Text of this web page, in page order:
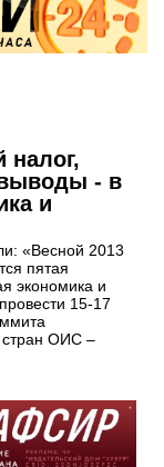
налог,
- в
и
«Весной 2013
пятая
экономика и
15-17
стран ОИС –